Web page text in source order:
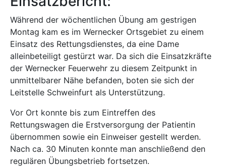
Während der wöchentlichen Übung am gestrigen
Montag kam es im Wernecker Ortsgebiet zu einem
Einsatz des Rettungsdienstes, da eine Dame
alleinbeteiligt gestürzt war. Da sich die Einsatzkräfte
der Wernecker Feuerwehr zu diesem Zeitpunkt in
unmittelbarer Nähe befanden, boten sie sich der
Leitstelle Schweinfurt als Unterstützung.
Vor Ort konnte bis zum Eintreffen des
Rettungswagen die Erstversorgung der Patientin
übernommen sowie ein Einweiser gestellt werden.
Nach ca. 30 Minuten konnte man anschließend den
regulären Übungsbetrieb fortsetzen.